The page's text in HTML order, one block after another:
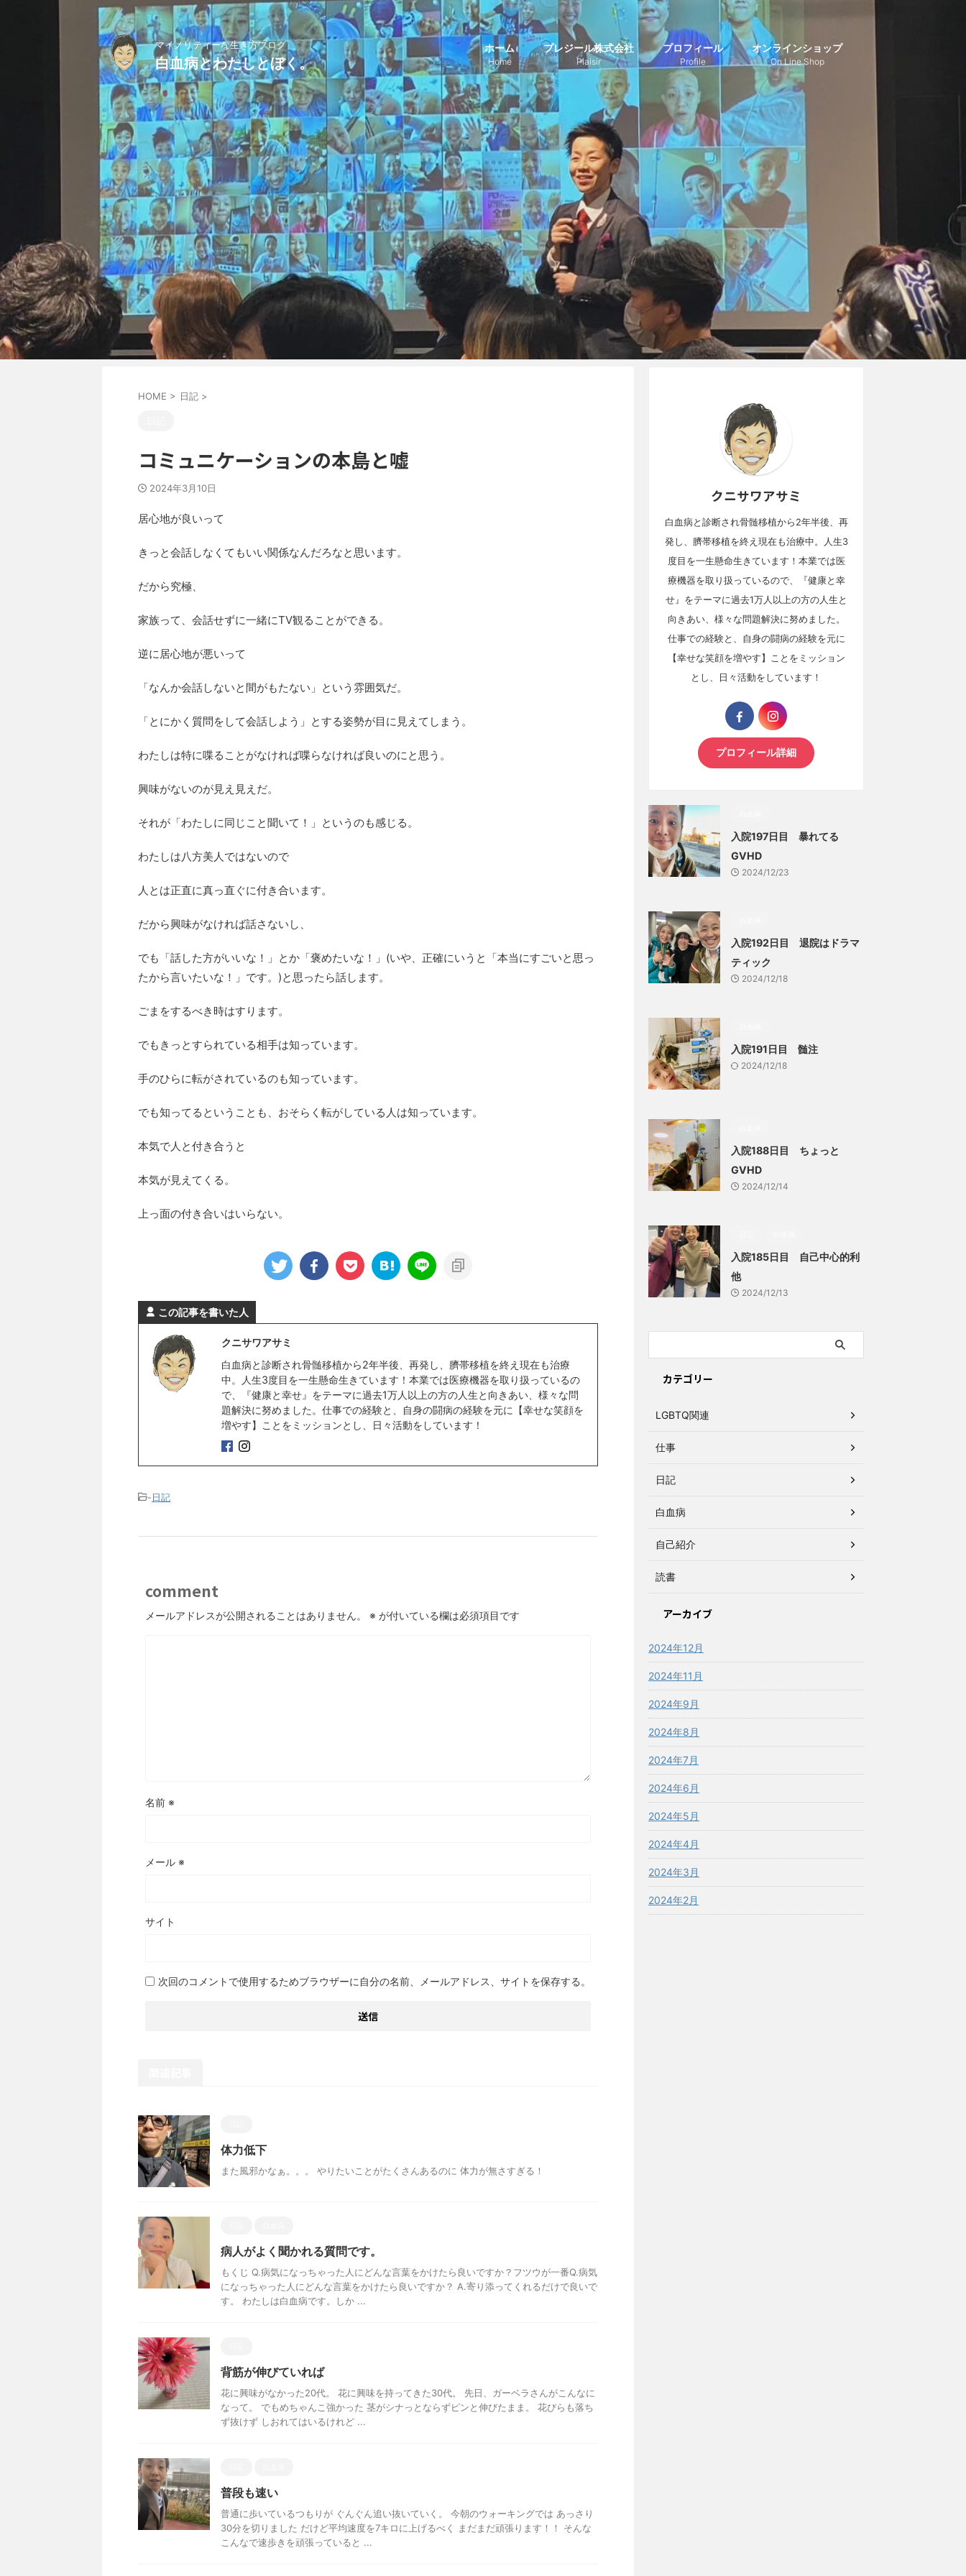
マイノリティーな生き方ブログ
白血病とわたしとぼく。
ホーム
Home
プレジール株式会社
Plaisir
プロフィール
Profile
オンラインショップ
On Line Shop
HOME > 日記 >
コミュニケーションの本島と嘘
2024年3月10日
居心地が良いって
きっと会話しなくてもいい関係なんだろなと思います。
だから究極、
家族って、会話せずに一緒にTV観ることができる。
逆に居心地が悪いって
「なんか会話しないと間がもたない」という雰囲気だ。
「とにかく質問をして会話しよう」とする姿勢が目に見えてしまう。
わたしは特に喋ることがなければ喋らなければ良いのにと思う。
興味がないのが見え見えだ。
それが「わたしに同じこと聞いて！」というのも感じる。
わたしは八方美人ではないので
人とは正直に真っ直ぐに付き合います。
だから興味がなければ話さないし、
でも「話した方がいいな！」とか「褒めたいな！」(いや、正確にいうと「本当にすごいと思っ
たから言いたいな！」です。)と思ったら話します。
ごまをするべき時はすります。
でもきっとすられている相手は知っています。
手のひらに転がされているのも知っています。
でも知ってるということも、おそらく転がしている人は知っています。
本気で人と付き合うと
本気が見えてくる。
上っ面の付き合いはいらない。
この記事を書いた人
クニサワアサミ
白血病と診断され骨髄移植から2年半後、再発し、臍帯移植を終え現在も治療
中。人生3度目を一生懸命生きています！本業では医療機器を取り扱っているの
で、『健康と幸せ』をテーマに過去1万人以上の方の人生と向きあい、様々な問
題解決に努めました。仕事での経験と、自身の闘病の経験を元に【幸せな笑顔を
増やす】ことをミッションとし、日々活動をしています！
-日記
comment
メールアドレスが公開されることはありません。 ※ が付いている欄は必須項目です
名前 ※
メール ※
サイト
次回のコメントで使用するためブラウザーに自分の名前、メールアドレス、サイトを保存する。
体力低下
また風邪かなぁ。。。 やりたいことがたくさんあるのに 体力が無さすぎる！
病人がよく聞かれる質問です。
もくじ Q.病気になっちゃった人にどんな言葉をかけたら良いですか？フツウが一番Q.病気
になっちゃった人にどんな言葉をかけたら良いですか？ A.寄り添ってくれるだけで良いで
す。 わたしは白血病です。しか ...
背筋が伸びていれば
花に興味がなかった20代。 花に興味を持ってきた30代。 先日、ガーベラさんがこんなに
なって。 でもめちゃんこ強かった 茎がシナっとならずピンと伸びたまま。 花びらも落ち
ず抜けず しおれてはいるけれど ...
普段も速い
普通に歩いているつもりが ぐんぐん追い抜いていく。 今朝のウォーキングでは あっさり
30分を切りました だけど平均速度を7キロに上げるべく まだまだ頑張ります！！ そんな
こんなで速歩きを頑張っていると ...
クニサワアサミ
白血病と診断され骨髄移植から2年半後、再
発し、臍帯移植を終え現在も治療中。人生3
度目を一生懸命生きています！本業では医
療機器を取り扱っているので、『健康と幸
せ』をテーマに過去1万人以上の方の人生と
向きあい、様々な問題解決に努めました。
仕事での経験と、自身の闘病の経験を元に
【幸せな笑顔を増やす】ことをミッション
とし、日々活動をしています！
プロフィール詳細
入院197日目 暴れてる
GVHD
2024/12/23
入院192日目 退院はドラマ
ティック
2024/12/18
入院191日目 髄注
2024/12/18
入院188日目 ちょっと
GVHD
2024/12/14
入院185日目 自己中心的利
他
2024/12/13
カテゴリー
LGBTQ関連
仕事
日記
白血病
自己紹介
読書
アーカイブ
2024年12月
2024年11月
2024年9月
2024年8月
2024年7月
2024年6月
2024年5月
2024年4月
2024年3月
2024年2月